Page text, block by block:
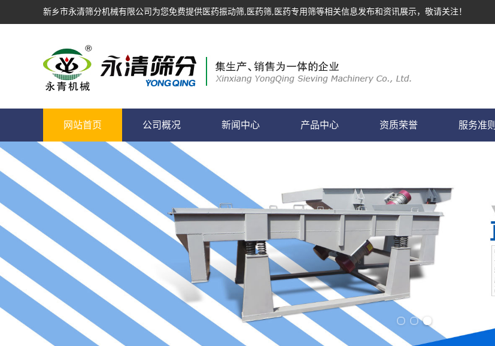
新乡市永清筛分机械有限公司为您免费提供 医药振动筛,医药筛,医药专用筛等相关信息发布和资讯展示，敬请关注！
网站首页 公司概况 新闻中心 产品中心 资质荣誉 服务准则